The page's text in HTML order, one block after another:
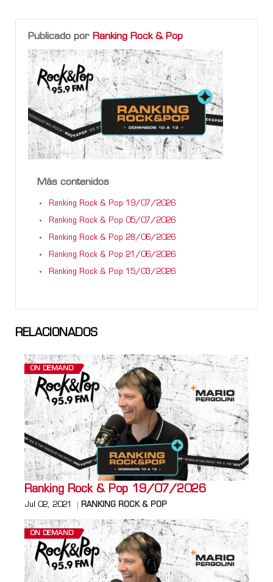
Publicado por Ranking Rock & Pop
Más contenidos
Ranking Rock & Pop 19/07/2026
Ranking Rock & Pop 05/07/2026
Ranking Rock & Pop 28/06/2026
Ranking Rock & Pop 21/06/2026
Ranking Rock & Pop 15/03/2026
RELACIONADOS
ON DEMAND
Ranking Rock & Pop 19/07/2026
Jul 02, 2021 RANKING ROCK & POP
ON DEMAND